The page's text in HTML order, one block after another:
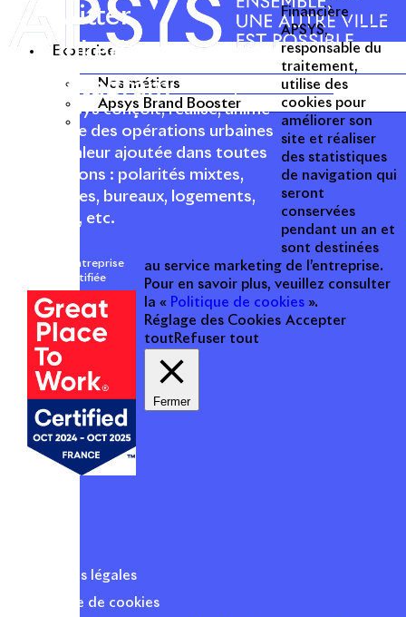
Expertise
Nos métiers
Apsys Brand Booster
Acteur passionné de la ville depuis
1996, Apsys conçoit, réalise, anime
et valorise des opérations urbaines
à forte valeur ajoutée dans toutes
les fonctions : polarités mixtes,
commerces, bureaux, logements,
hôtellerie, etc.
Une entreprise
certifiée
Mentions légales
Politique de cookies
Twitter
Linkedin
Instagram
Financière
APSYS,
responsable du
traitement,
utilise des
cookies pour
améliorer son
site et réaliser
des statistiques
de navigation qui
seront
conservées
pendant un an et
sont destinées
au service marketing de l’entreprise.
Pour en savoir plus, veuillez consulter
la « Politique de cookies ».
Réglage des Cookies Accepter
tout Refuser tout
Fermer